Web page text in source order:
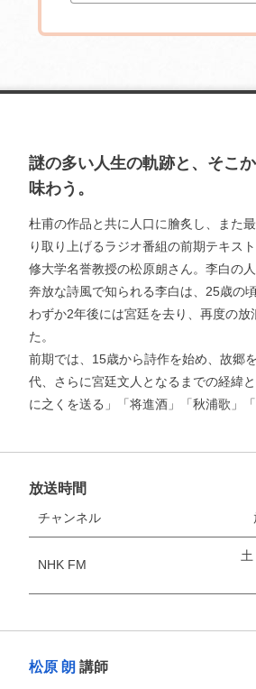
謎の多い人生の軌跡と、そこ
味わう。
杜甫の作品と共に人口に膾炙し、また
り取り上げるラジオ番組の前期テキス
修大学名誉教授の松原朗さん。李白の
奔放な詩風で知られる李白は、25歳の
わずか2年後には宮廷を去り、再度の
た。
前期では、15歳から詩作を始め、故郷
代、さらに宮廷文人となるまでの経緯
に之くを送る」「将進酒」「秋浦歌」
放送時間
チャンネル
NHK FM
松原 朗 講師